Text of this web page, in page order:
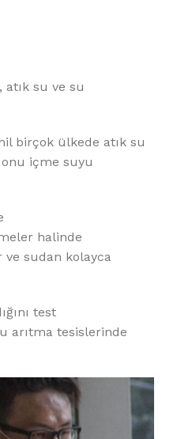
su ve su
birçok ülkede atık su
onu içme suyu
halinde
sudan kolayca
test
arıtma tesislerinde